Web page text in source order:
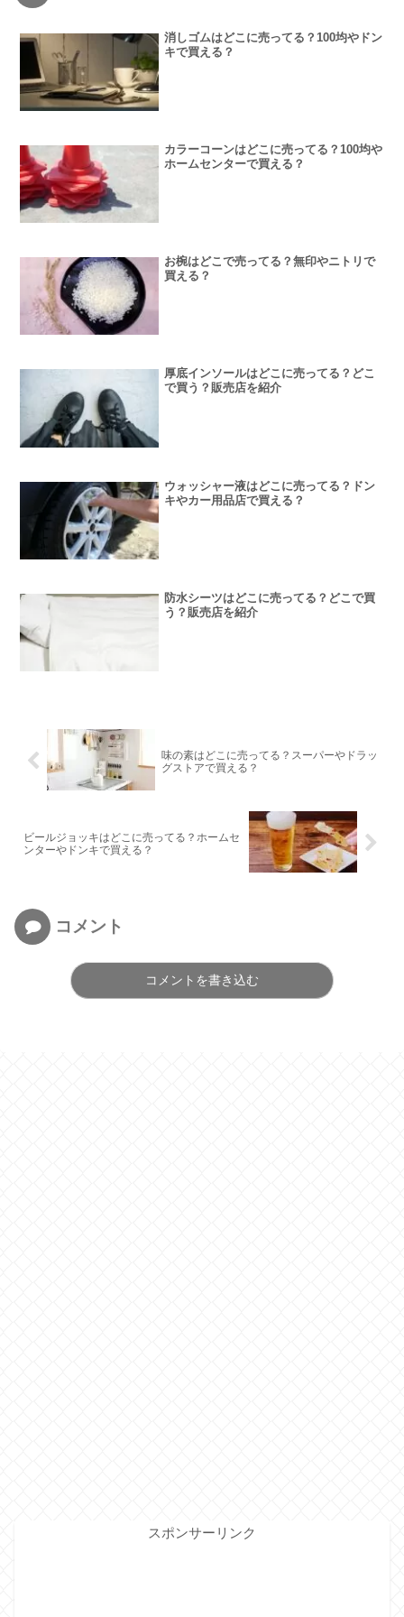
消しゴムはどこに売ってる？100均やドン
キで買える？
カラーコーンはどこに売ってる？100均や
ホームセンターで買える？
お椀はどこで売ってる？無印やニトリで
買える？
厚底インソールはどこに売ってる？どこ
で買う？販売店を紹介
ウォッシャー液はどこに売ってる？ドン
キやカー用品店で買える？
防水シーツはどこに売ってる？どこで買
う？販売店を紹介
味の素はどこに売ってる？スーパーやドラッ
グストアで買える？
ビールジョッキはどこに売ってる？ホームセ
ンターやドンキで買える？
コメント
コメントを書き込む
スポンサーリンク